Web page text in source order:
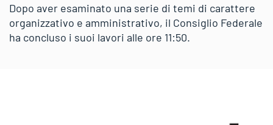
Dopo aver esaminato una serie di temi di carattere
organizzativo e amministrativo, il Consiglio Federale
ha concluso i suoi lavori alle ore 11:50.